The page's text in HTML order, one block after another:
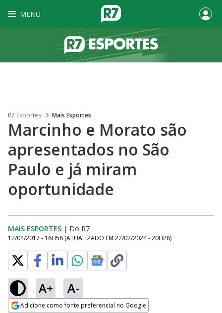
MENU
R7 Esportes Mais Esportes
Marcinho e Morato são
apresentados no São
Paulo e já miram
oportunidade
MAIS ESPORTES | Do R7
12/04/2017 - 16H58 (ATUALIZADO EM 22/02/2024 - 20H28)
A+ A-
Adicione como fonte preferencial no Google